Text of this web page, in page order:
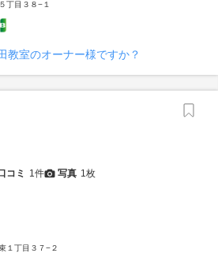
丁目３８−１
教室のオーナー様ですか？
コミ 1件 写真 1枚
１丁目３７−２